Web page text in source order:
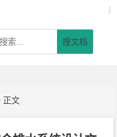
|
搜文档
正文